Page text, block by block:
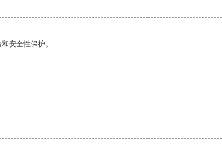
安全性保护。